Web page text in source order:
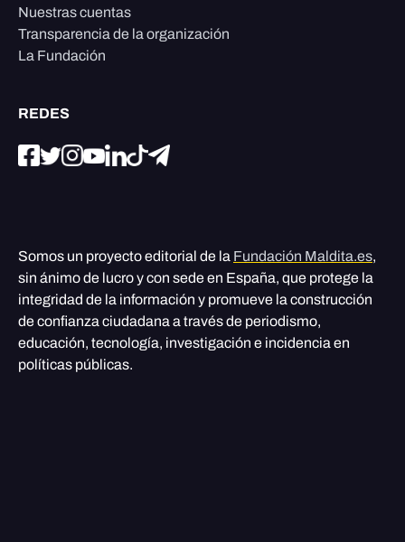
Nuestras cuentas
Transparencia de la organización
La Fundación
REDES
Somos un proyecto editorial de la Fundación Maldita.es,
sin ánimo de lucro y con sede en España, que protege la
integridad de la información y promueve la construcción
de confianza ciudadana a través de periodismo,
educación, tecnología, investigación e incidencia en
políticas públicas.